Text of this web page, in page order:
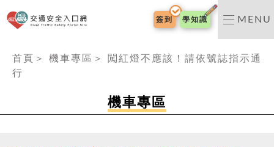
交通安全入口網
簽到 學知識 MENU
首頁 ＞ 機車專區 ＞
闖紅燈不應該！請依號誌指示通
行
機車專區